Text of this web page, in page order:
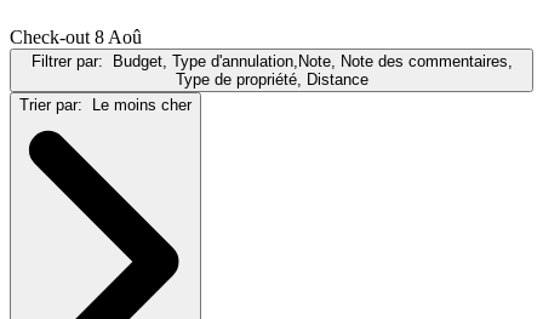
Check-out 8 Aoû
Filtrer par:
Budget, Type d'annulation,Note, Note des commentaires,
Type de propriété, Distance
Trier par:
Le moins cher